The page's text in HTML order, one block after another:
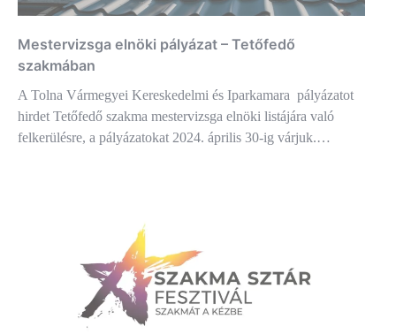
Mestervizsga elnöki pályázat – Tetőfedő
szakmában
A Tolna Vármegyei Kereskedelmi és Iparkamara pályázatot
hirdet Tetőfedő szakma mestervizsga elnöki listájára való
felkerülésre, a pályázatokat 2024. április 30-ig várjuk.…